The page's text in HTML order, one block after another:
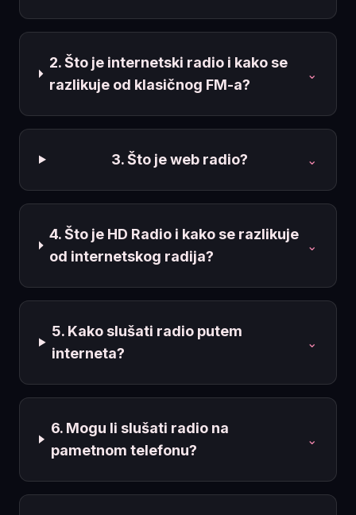
2. Što je internetski radio i kako se
razlikuje od klasičnog FM-a?
⌄
3. Što je web radio? ⌄
4. Što je HD Radio i kako se razlikuje
od internetskog radija?
⌄
5. Kako slušati radio putem
interneta?
⌄
6. Mogu li slušati radio na
pametnom telefonu?
⌄